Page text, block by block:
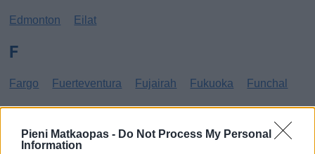
Pieni Matkaopas - Do Not Process My Personal
Information
Edmonton Eilat
F
Fargo Fuerteventura Fujairah Fukuoka Funchal
Gibraltar Gran Canaria